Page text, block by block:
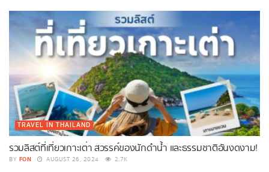
TRAVEL IN THAILAND
รวมลิสต์ที่เที่ยวเกาะเต่า สวรรค์ของนักดำน้ำ และธรรมชาติอันงดงาม!
BY FON AUGUST 26, 2024 2.7K